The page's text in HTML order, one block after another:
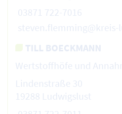
03871 722-7016
steven.flemming@kreis-
TILL BOECKMANN
Wertstoffhöfe und
Lindenstraße 30
19288 Ludwigslust